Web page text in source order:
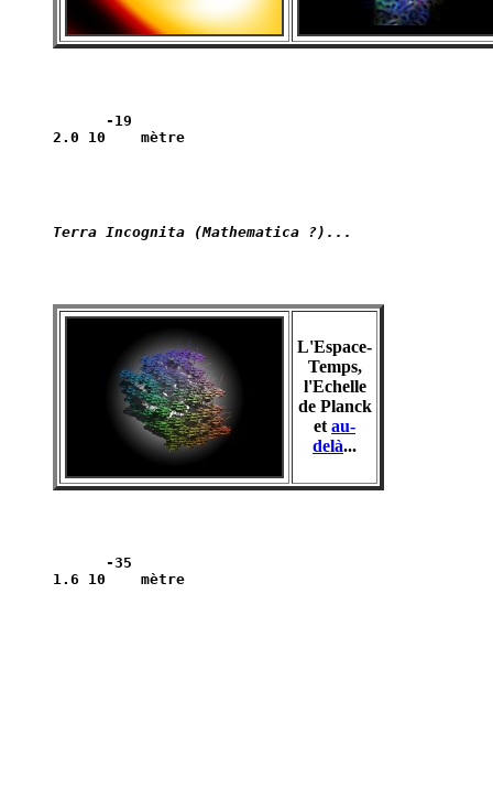
      -19
L'Espace-
Temps,
l'Echelle
de Planck
et au-
delà...
      -35